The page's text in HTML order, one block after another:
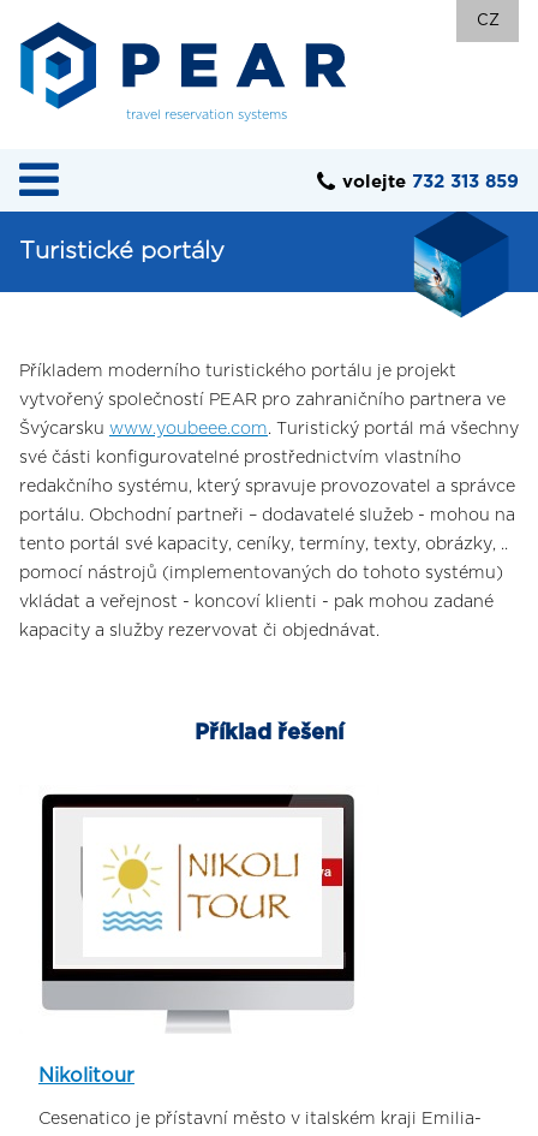
travel reservation systems
CZ
volejte 732 313 859
Turistické portály
Příkladem moderního turistického portálu je projekt
vytvořený společností PEAR pro zahraničního partnera ve
Švýcarsku www.youbeee.com. Turistický portál má všechny
své části konfigurovatelné prostřednictvím vlastního
redakčního systému, který spravuje provozovatel a správce
portálu. Obchodní partneři – dodavatelé služeb - mohou na
tento portál své kapacity, ceníky, termíny, texty, obrázky, ..
pomocí nástrojů (implementovaných do tohoto systému)
vkládat a veřejnost - koncoví klienti - pak mohou zadané
kapacity a služby rezervovat či objednávat.
Příklad řešení
Nikolitour
Cesenatico je přístavní město v italském kraji Emilia-